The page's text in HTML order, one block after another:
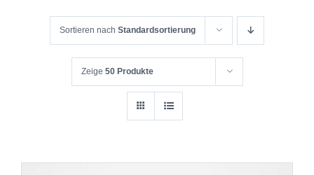
Sortieren nach Standardsortierung
Zeige 50 Produkte